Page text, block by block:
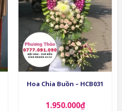
Hoa Chia Buồn – HCB031
1.950.000₫